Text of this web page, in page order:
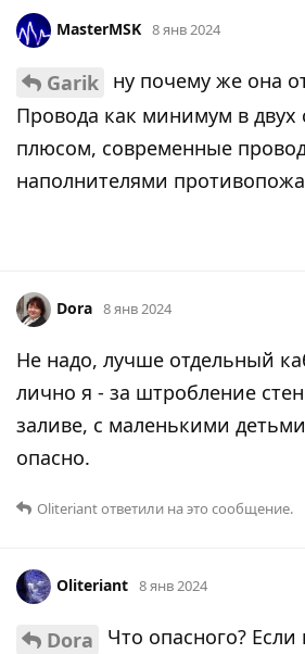
MasterMSK 8 янв 2024
Garik ну почему же она
Провода как минимум в двух
плюсом, современные
наполнителями
Dora 8 янв 2024
Не надо, лучше отдельный
лично я - за штробление
заливе, с маленькими
опасно.
Oliteriantответили на это сообщение.
Oliteriant 8 янв 2024
Dora
Что опасного?